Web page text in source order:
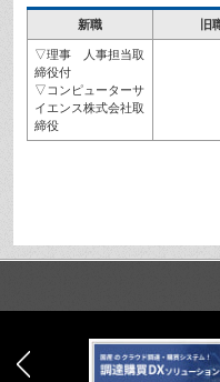
新職 旧
▽理事 人事担当取
締役付
▽コンピューターサ
イエンス株式会社取
締役